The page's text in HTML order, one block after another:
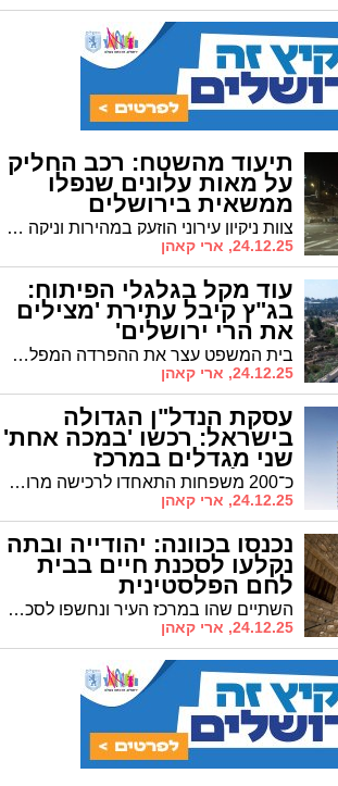
תיעוד מהשטח: רכב החליק
על מאות עלונים שנפלו
ממשאית בירושלים
צוות ניקיון עירוני הוזעק במהירות וניקה את הכביש • בעירייה קוראים לנהגים לנהוג בזהירות
24.12.25, ארי קאהן
עוד מקל בגלגלי הפיתוח:
בג"ץ קיבל עתירת 'מצילים
את הרי ירושלים'
בית המשפט עצר את ההפרדה המפלסית בצומת אורה • פעילי הסביבה: "שיטת ה'סלמי' תגרום לבניית שכונות נוספות ולכניסה ראשית חדשה לירושלים"
24.12.25, ארי קאהן
עסקת הנדל"ן הגדולה
בישראל: רכשו 'במכה אחת'
שני מגדלים במרכז
ירושלים כ־200 משפחות התאחדו לרכישה מרוכזת בהיקף המוערך ביותר ממיליארד שקל • מנכ"ל חברת השיווק: "העסקה הגדולה בישראל עד היום"
24.12.25, ארי קאהן
נכנסו בכוונה: יהודייה ובתה
נקלעו לסכנת חיים בבית
לחם הפלסטינית
השתיים שהו במרכז העיר ונחשפו לסכנת חיים • המנהל האזרחי העביר אותן לידי צה"ל והאירוע הועבר לטיפול המשטרה • וזהו המקרה השלישי בשבוע האחרון בלבד
24.12.25, ארי קאהן